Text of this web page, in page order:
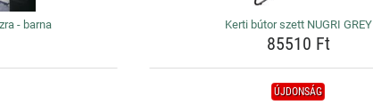
- barna Kerti bútor szett NUGRI GREY
85510 Ft
ÚJDONSÁG